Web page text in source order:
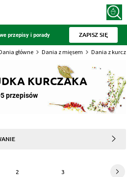
przepisy i porady ZAPISZ SIĘ
główne Dania z mięsem Dania z
KURCZAKA
przepisów
2 3